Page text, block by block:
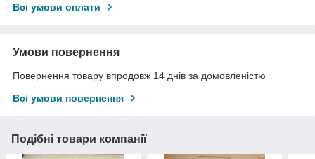
Всі умови оплати
Умови повернення
Повернення товару впродовж 14 днів за домовленістю
Всі умови повернення
Подібні товари компанії